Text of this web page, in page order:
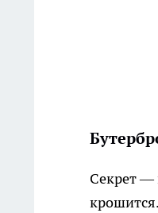
Секрет —
крошится.